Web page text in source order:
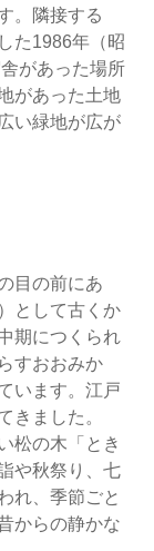
。隣接する
た1986年（昭
があった場所
があった土地
い緑地が広が
目の前にあ
として古くか
期につくられ
すおおみか
います。江戸
きました。
松の木「とき
や秋祭り、七
れ、季節ごと
からの静かな